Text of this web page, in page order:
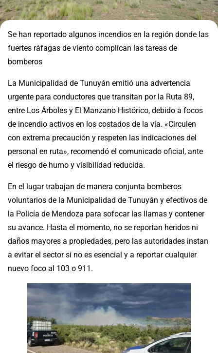
Se han reportado algunos incendios en la región donde las
fuertes ráfagas de viento complican las tareas de
bomberos
La Municipalidad de Tunuyán emitió una advertencia
urgente para conductores que transitan por la Ruta 89,
entre Los Árboles y El Manzano Histórico, debido a focos
de incendio activos en los costados de la vía. «Circulen
con extrema precaución y respeten las indicaciones del
personal en ruta», recomendó el comunicado oficial, ante
el riesgo de humo y visibilidad reducida.
En el lugar trabajan de manera conjunta bomberos
voluntarios de la Municipalidad de Tunuyán y efectivos de
la Policía de Mendoza para sofocar las llamas y contener
su avance. Hasta el momento, no se reportan heridos ni
daños mayores a propiedades, pero las autoridades instan
a evitar el sector si no es esencial y a reportar cualquier
nuevo foco al 103 o 911.